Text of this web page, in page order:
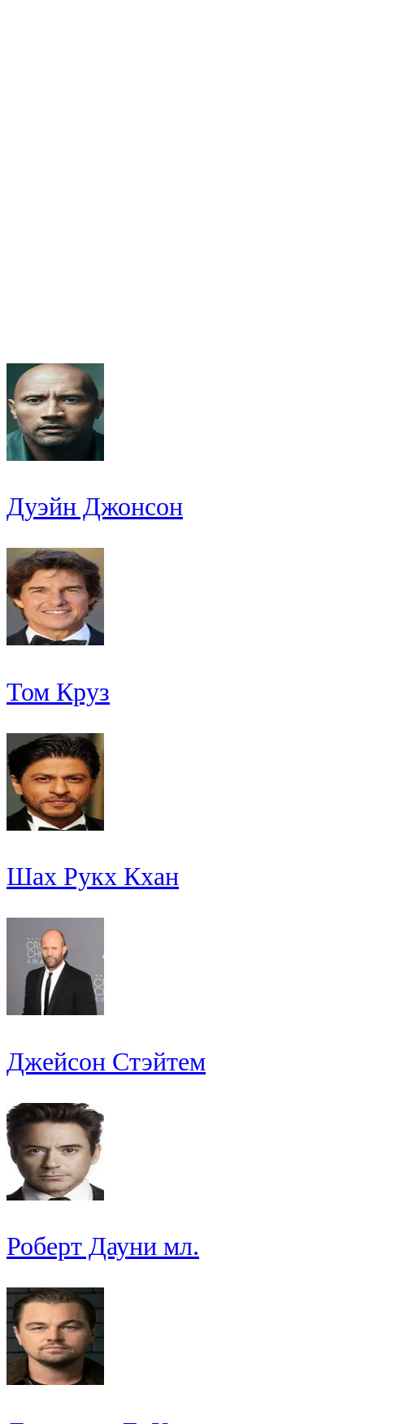
Дуэйн Джонсон
Том Круз
Шах Рукх Кхан
Джейсон Стэйтем
Роберт Дауни мл.